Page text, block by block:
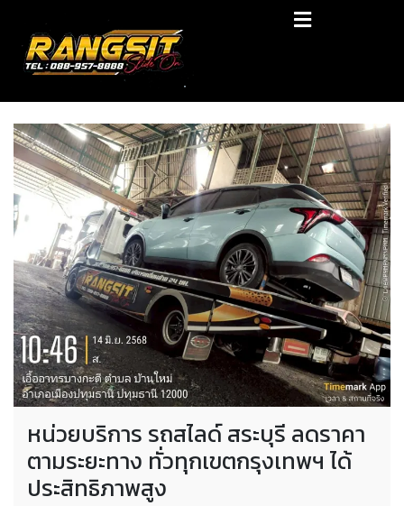
content
RANGSIT SlideON
รถยก168 รถสไลด์รังสิต รถสไลด์ ราคาถูก
หน่วยบริการ รถสไลด์ สระบุรี ลดราคา
ตามระยะทาง ทั่วทุกเขตกรุงเทพฯ ได้
ประสิทธิภาพสูง